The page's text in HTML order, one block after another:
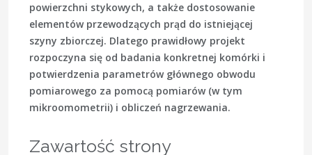
powierzchni stykowych, a także dostosowanie
elementów przewodzących prąd do istniejącej
szyny zbiorczej. Dlatego prawidłowy projekt
rozpoczyna się od badania konkretnej komórki i
potwierdzenia parametrów głównego obwodu
pomiarowego za pomocą pomiarów (w tym
mikroomometrii) i obliczeń nagrzewania.
Zawartość strony